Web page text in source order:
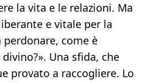
la vita e le relazioni. Ma
e vitale per la
come è
Una sfida, che
provato a raccogliere. Lo